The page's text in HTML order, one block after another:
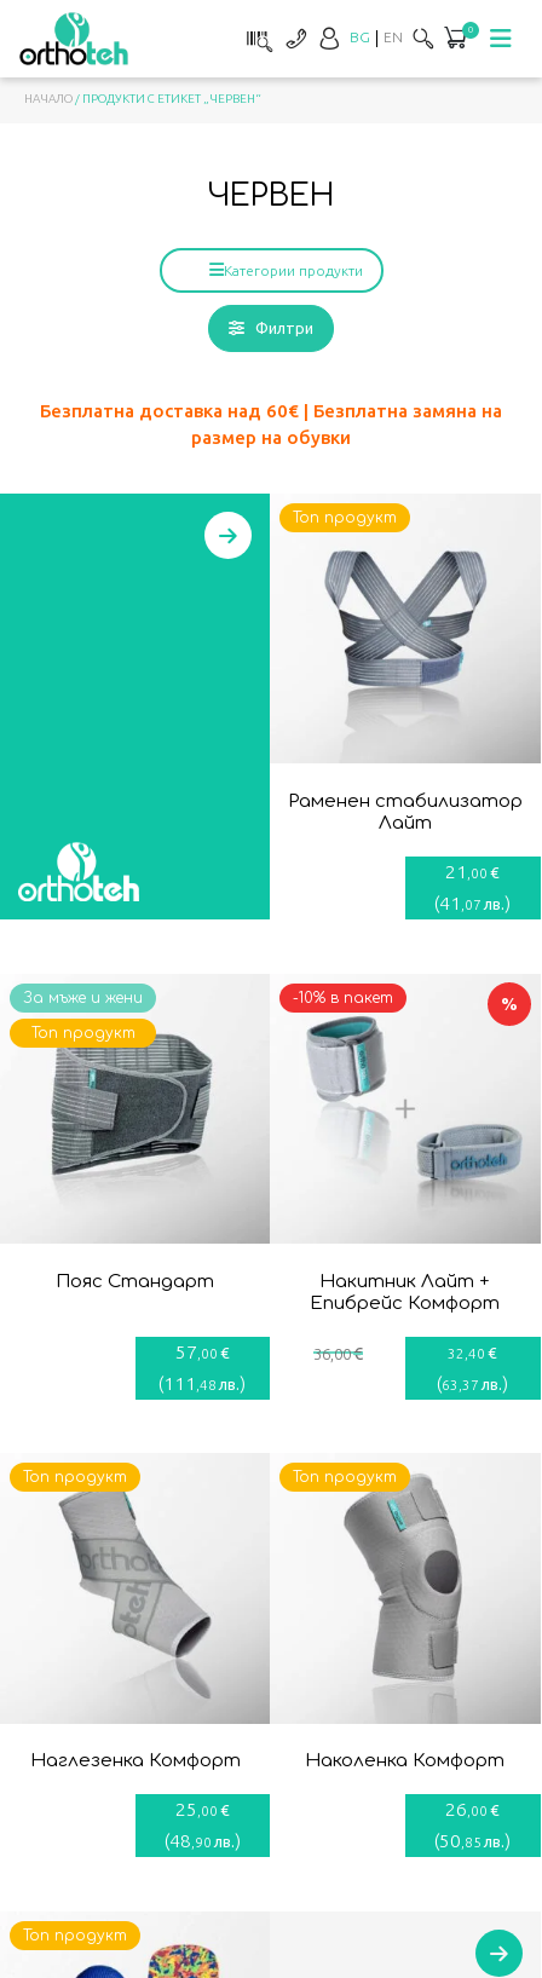
BG EN 0
НАЧАЛО / ПРОДУКТИ С ЕТИКЕТ „ЧЕРВЕН“
ЧЕРВЕН
Филтри
Категории продукти
Безплатна доставка над 60€ | Безплатна замяна на
размер на обувки
Раменен стабилизатор
Лайт
21 ,00 €
(41 ,07 лв.)
Топ продукт
Пояс Стандарт
57 ,00 €
(111 ,48 лв.)
За мъже и жени
Топ продукт
%
Накитник Лайт +
Епибрейс Комфорт
36,00€ 32 ,40 €
(63 ,37 лв.)
-10% в пакет
Наглезенка Комфорт
25 ,00 €
(48 ,90 лв.)
Топ продукт
Наколенка Комфорт
26 ,00 €
(50 ,85 лв.)
Топ продукт
Топ продукт